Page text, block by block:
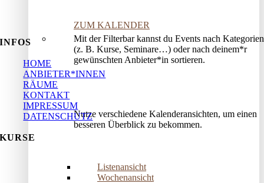
ZUM KALENDER
Mit der Filterbar kannst du Events nach Kategorien
(z. B. Kurse, Seminare…) oder nach deinem*r
gewünschten Anbieter*in sortieren.
Nutze verschiedene Kalenderansichten, um einen
besseren Überblick zu bekommen.
Listenansicht
Wochenansicht
INFOS
HOME
ANBIETER*INNEN
RÄUME
KONTAKT
IMPRESSUM
DATENSCHUTZ
KURSE